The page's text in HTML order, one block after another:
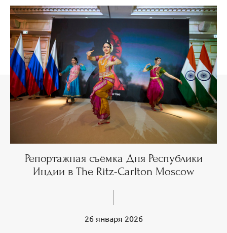
Репортажная съёмка Дня Республики
Индии в The Ritz-Carlton Moscow
26 января 2026